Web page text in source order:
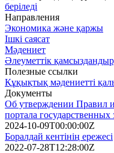
беріледі
Направления
Экономика және қаржы
Ішкі саясат
Мәдениет
Әлеуметтік
Полезные ссылки
Құқықтық мәдениетті
Документы
Об утверждении Правил
портала государственных
2024-10-09T00:00:00Z
Боралдай кентінің ережесі
2022-07-28T12:28:00Z